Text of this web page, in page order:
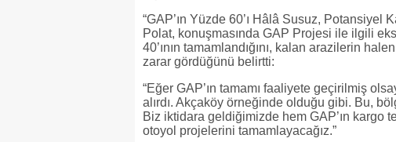
“GAP’ın Yüzde 60’ı Hâlâ Susuz, Potansiyel
Polat, konuşmasında GAP Projesi ile ilgili
40’ının tamamlandığını, kalan arazilerin
zarar gördüğünü belirtti:
“Eğer GAP’ın tamamı faaliyete geçirilmiş
alırdı. Akçaköy örneğinde olduğu gibi. Bu,
Biz iktidara geldiğimizde hem GAP’ın kargo
otoyol projelerini tamamlayacağız.”